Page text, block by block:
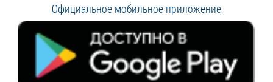
Официальное мобильное приложение